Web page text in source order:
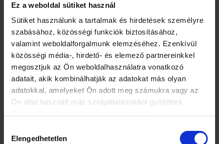
Ez a weboldal sütiket használ
Sütiket használunk a tartalmak és hirdetések személyre
szabásához, közösségi funkciók biztosításához,
valamint weboldalforgalmunk elemzéséhez. Ezenkívül
közösségi média-, hirdető- és elemező partnereinkkel
megosztjuk az Ön weboldalhasználatra vonatkozó
adatait, akik kombinálhatják az adatokat más olyan
adatokkal, amelyeket Ön adott meg számukra vagy az
Ön által használt más szolgáltatásokból gyűjtöttek.
kiválasztása
Elengedhetetlen
az esetek többségében magatartásuk, személyiségük is
megváltozik. Összességében a teljesítőképesség mind
mentális, mind fizikális szinten folyamatosan csökken; a
betegek egy idő után önellátásra is képtelenné válnak, egyre
nagyobb mértékű – 24 órás – felügyeletet igényelnek, végül
legtöbbször valamilyen testi betegség szövődménye okozza
a páciensek halálát, például tüdőgyulladás.
Milyen tünetekkel forduljunk neurológushoz?
– A mindennapi tervezés, döntéshozatal, figyelem